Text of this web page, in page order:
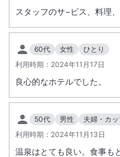
スタッフのサ−ビス、料理
60代 女性
ひとり
利用時期： 2024年11月17日
良心的なホテルでした。
50代 男性
夫婦・カ
利用時期： 2024年11月13日
温泉はとても良い。食事も